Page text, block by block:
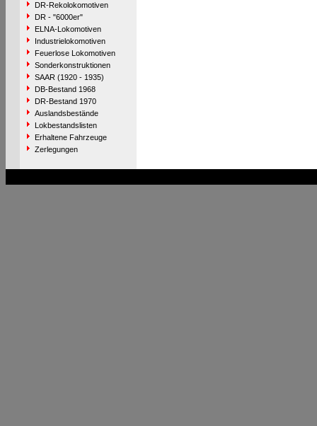
DR-Rekolokomotiven
DR - "6000er"
ELNA-Lokomotiven
Industrielokomotiven
Feuerlose Lokomotiven
Sonderkonstruktionen
SAAR (1920 - 1935)
DB-Bestand 1968
DR-Bestand 1970
Auslandsbestände
Lokbestandslisten
Erhaltene Fahrzeuge
Zerlegungen